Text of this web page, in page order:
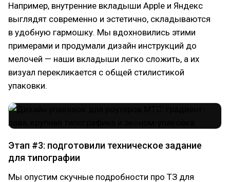
Например, внутренние вкладыши Apple и Яндекс
выглядят современно и эстетично, складываются
в удобную гармошку. Мы вдохновились этими
примерами и продумали дизайн инструкций до
мелочей — наши вкладыши легко сложить, а их
визуал перекликается с общей стилистикой
упаковки.
Этап #3: подготовили техническое задание
для типографии
Мы опустим скучные подробности про ТЗ для